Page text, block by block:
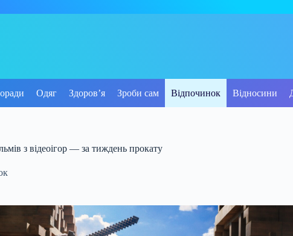
Одяг Здоров’я Зроби сам Відпочинок Відносини
з відеоігор — за тиждень прокату